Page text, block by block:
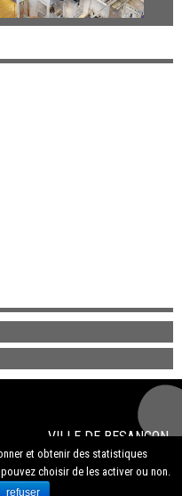
VILLE DE BESANÇON
arts et d'archéologie de Besançon
Mentions légales
et obtenir des statistiques
choisir de les activer ou non.
refuser